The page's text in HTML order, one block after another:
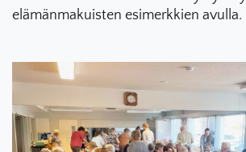
elämänmakuisten esimerkkien avulla.